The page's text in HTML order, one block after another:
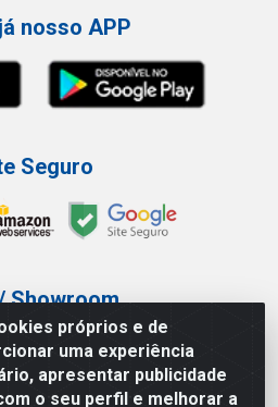
próprios e de
uma experiência
apresentar publicidade
o seu perfil e melhorar a
nosso APP
Seguro
Showroom
(11) 3227-0546
- Pari - São Paulo/SP